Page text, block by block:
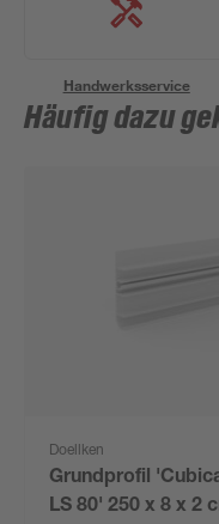
Handwerksservice
Häufig dazu
Doellken
Grundprofil
LS 80' 250 x 8 x 2